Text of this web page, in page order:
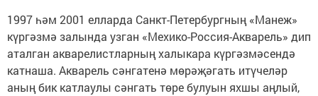
1997 һәм 2001 елларда Санкт-Петербургның «Манеж»
күргәзмә залында узган «Мехико-Россия-Акварель» дип
аталган акварелистларның халыкара күргәзмәсендә
катнаша. Акварель cәнгатенә мөрәҗәгать итүчеләр
аның бик катлау­лы сәнгать төре булуын яхшы аңлый,